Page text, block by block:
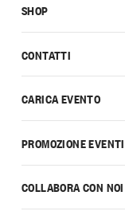
CONTATTI
CARICA EVENTO
PROMOZIONE EVENTI
COLLABORA CON NOI
SHOP